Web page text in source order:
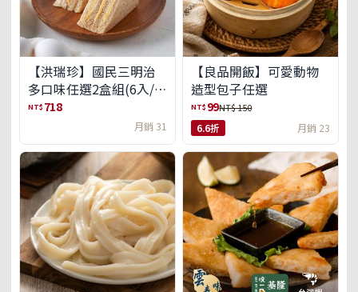
【洪瑞珍】國民三明治
多口味任選2盒組(6入/
盒)(免運)
NT$ 718
月銷 31
【良品開飯】可愛動物
造型包子任選
NT$ 99NT$ 150
6.6折 月銷 23